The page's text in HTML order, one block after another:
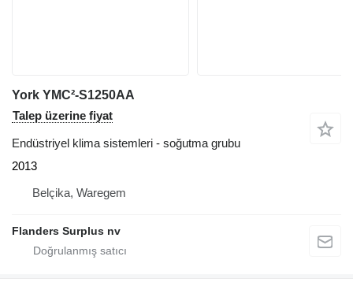
York YMC²-S1250AA
Talep üzerine fiyat
Endüstriyel klima sistemleri - soğutma grubu
2013
Belçika, Waregem
Flanders Surplus nv